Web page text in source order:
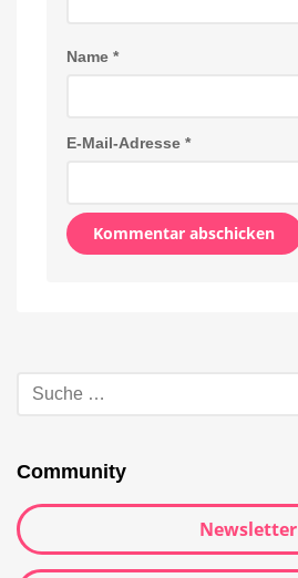
Name *
E-Mail-Adresse *
nach:
Community
Newsletter